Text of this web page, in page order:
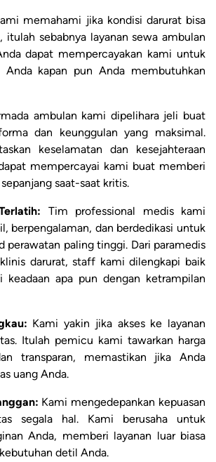
memahami jika kondisi darurat bisa
itulah sebabnya layanan sewa ambulan
dapat mempercayakan kami untuk
kapan pun Anda membutuhkan
ambulan kami dipelihara jeli buat
dan keunggulan yang maksimal.
keselamatan dan kesejahteraan
mempercayai kami buat memberi
saat-saat kritis.
Tim professional medis kami
berpengalaman, dan berdedikasi untuk
perawatan paling tinggi. Dari paramedis
darurat, staff kami dilengkapi baik
keadaan apa pun dengan ketrampilan
Kami yakin jika akses ke layanan
Itulah pemicu kami tawarkan harga
transparan, memastikan jika Anda
uang Anda.
Kami mengedepankan kepuasan
segala hal. Kami berusaha untuk
Anda, memberi layanan luar biasa
detil Anda.